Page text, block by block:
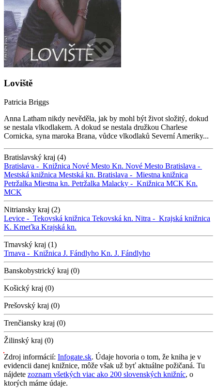
Loviště
Patricia Briggs
Anna Latham nikdy nevěděla, jak by mohl být život složitý, dokud
se nestala vlkodlakem. A dokud se nestala družkou Charlese
Cornicka, syna maroka Brana, vůdce vlkodlaků Severní Ameriky...
Bratislavský kraj (4)
Bratislava - Knižnica Nové Mesto Kn. Nové Mesto Bratislava -
Mestská knižnica Mestská kn. Bratislava - Miestna knižnica
Petržalka Miestna kn. Petržalka Malacky - Knižnica MCK Kn.
MCK
Nitriansky kraj (2)
Levice - Tekovská knižnica Tekovská kn. Nitra - Krajská knižnica
K. Kmeťka Krajská kn.
Trnavský kraj (1)
Trnava - Knižnica J. Fándlyho Kn. J. Fándlyho
Banskobystrický kraj (0)
Košický kraj (0)
Prešovský kraj (0)
Trenčiansky kraj (0)
Žilinský kraj (0)
Zdroj informácií: Infogate.sk. Údaje hovoria o tom, že kniha je v
evidencii danej knižnice, môže však už byť aktuálne požičaná. Tu
nájdete zoznam všetkých viac ako 200 slovenských knižníc, o
ktorých máme údaje.